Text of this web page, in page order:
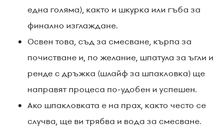
една голяма), както и шкурка или гъба за
финално изглаждане.
Освен това, съд за смесване, кърпа за
почистване и, по желание, шпатула за ъгли и
ренде с дръжка (шлайф за шпакловка) ще
направят процеса по-удобен и успешен.
Ако шпакловката е на прах, както често се
случва, ще ви трябва и вода за смесване.